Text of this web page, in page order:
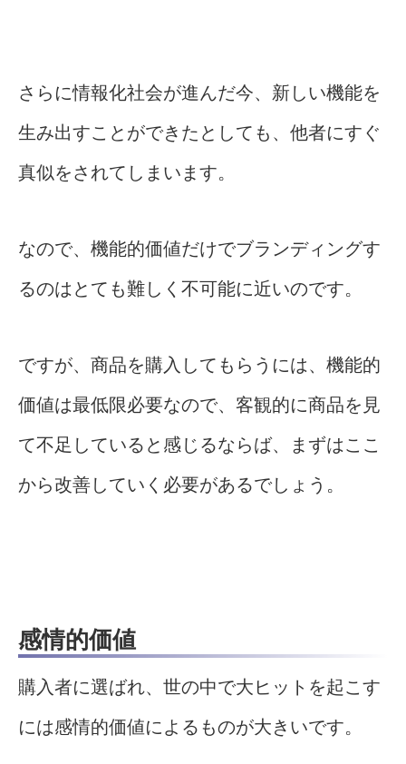
さらに情報化社会が進んだ今、新しい機能を
生み出すことができたとしても、他者にすぐ
真似をされてしまいます。
なので、機能的価値だけでブランディングす
るのはとても難しく不可能に近いのです。
ですが、商品を購入してもらうには、機能的
価値は最低限必要なので、客観的に商品を見
て不足していると感じるならば、まずはここ
から改善していく必要があるでしょう。
感情的価値
購入者に選ばれ、世の中で大ヒットを起こす
には感情的価値によるものが大きいです。